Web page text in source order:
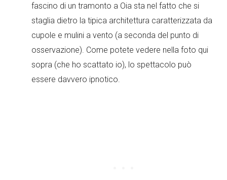
fascino di un tramonto a Oia sta nel fatto che si
staglia dietro la tipica architettura caratterizzata da
cupole e mulini a vento (a seconda del punto di
osservazione). Come potete vedere nella foto qui
sopra (che ho scattato io), lo spettacolo può
essere davvero ipnotico.